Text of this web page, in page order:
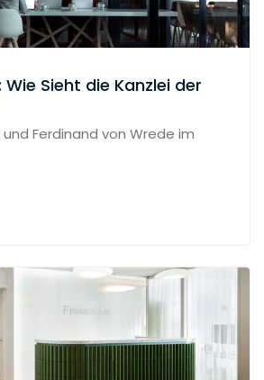
Wie Sieht die Kanzlei der
Ferdinand von Wrede im